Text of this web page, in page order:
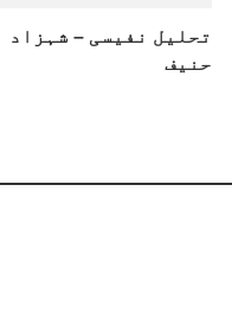
تحلیل نفیسی – شہزاد
حنیف